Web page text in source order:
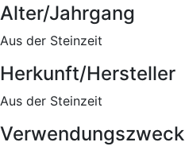
Alter/Jahrgang
Aus der Steinzeit
Herkunft/Hersteller
Aus der Steinzeit
Verwendungszweck